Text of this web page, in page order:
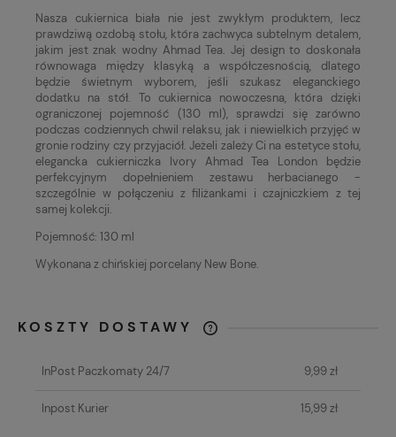
Nasza cukiernica biała nie jest zwykłym produktem, lecz
prawdziwą ozdobą stołu, która zachwyca subtelnym detalem,
jakim jest znak wodny Ahmad Tea. Jej design to doskonała
równowaga między klasyką a współczesnością, dlatego
będzie świetnym wyborem, jeśli szukasz eleganckiego
dodatku na stół. To cukiernica nowoczesna, która dzięki
ograniczonej pojemność (130 ml), sprawdzi się zarówno
podczas codziennych chwil relaksu, jak i niewielkich przyjęć w
gronie rodziny czy przyjaciół. Jeżeli zależy Ci na estetyce stołu,
elegancka cukierniczka Ivory Ahmad Tea London będzie
perfekcyjnym dopełnieniem zestawu herbacianego -
szczególnie w połączeniu z filiżankami i czajniczkiem z tej
samej kolekcji.
Pojemność: 130 ml
Wykonana z chińskiej porcelany New Bone.
KOSZTY DOSTAWY
KOSZTÓW PŁATNOŚCI
InPost Paczkomaty 24/7 9,99 zł
Inpost Kurier 15,99 zł